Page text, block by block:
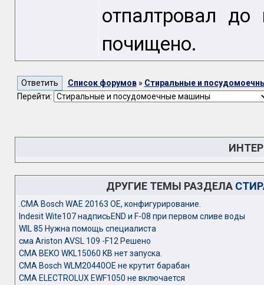
отпалтровал
почищено.
Список форумов» Стиральные и
Перейти:
ДРУГИЕ ТЕМЫ РАЗДЕЛА
.СМА Bosch WAE 20163 OE, конфигурирование.
Indesit Wite107 надписьEND и F-08 при первом сливе воды
WIL 85 Нужна помощь специалиста
сма Ariston AVSL 109 -F12 Решено
СМА BEKO WKL15060 KB нет запуска.
СМА Bosch WLM20440OE не крутит барабан
СМА ELECTROLUX EWF1050 не включается